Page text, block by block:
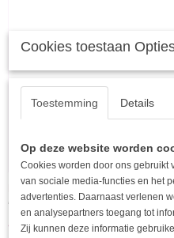
Elastische gevlochten riem met
Deze stijlvolle en veelzijdige riem is de
€ 9,95
Cookies toestaan
Toestemming Details
Op deze website worden
Cookies worden door ons gebruikt
van sociale media-functies en het
advertenties. Daarnaast verlenen
en analysepartners toegang tot
Zij kunnen deze informatie